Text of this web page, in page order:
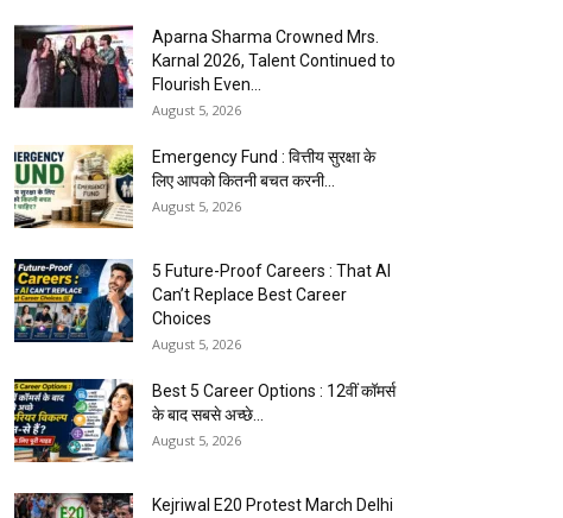
Aparna Sharma Crowned Mrs.
Karnal 2026, Talent Continued to
Flourish Even...
August 5, 2026
Emergency Fund : वित्तीय सुरक्षा के
लिए आपको कितनी बचत करनी...
August 5, 2026
5 Future-Proof Careers : That AI
Can’t Replace Best Career
Choices
August 5, 2026
Best 5 Career Options : 12वीं कॉमर्स
के बाद सबसे अच्छे...
August 5, 2026
Kejriwal E20 Protest March Delhi